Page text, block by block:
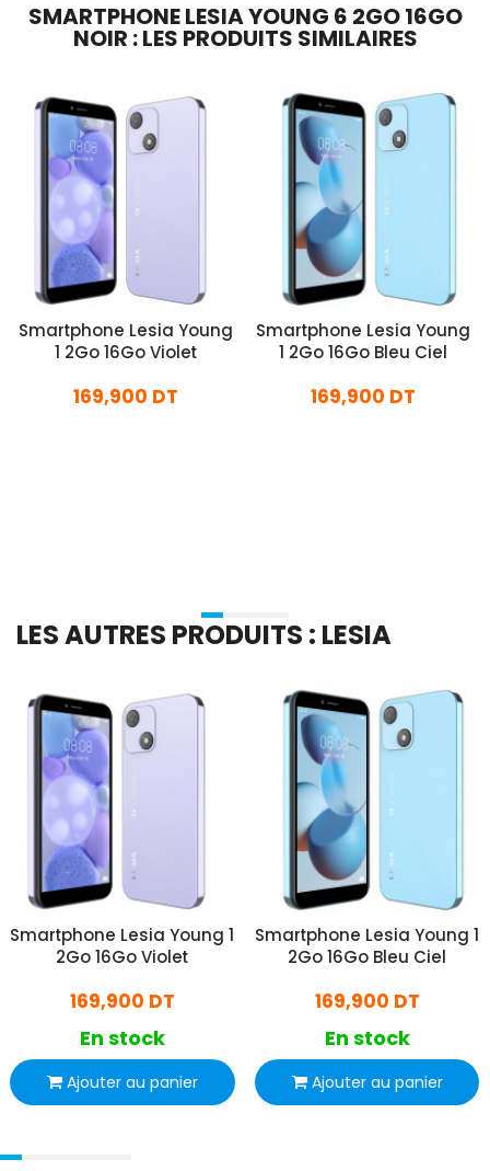
SMARTPHONE LESIA YOUNG 6 2GO 16GO
NOIR : LES PRODUITS SIMILAIRES
Smartphone Lesia Young
1 2Go 16Go Violet
169,900 DT
Smartphone Lesia Young
1 2Go 16Go Bleu Ciel
169,900 DT
LES AUTRES PRODUITS : LESIA
Smartphone Lesia Young 1
2Go 16Go Violet
169,900 DT
En stock
Ajouter au panier
Smartphone Lesia Young 1
2Go 16Go Bleu Ciel
169,900 DT
En stock
Ajouter au panier